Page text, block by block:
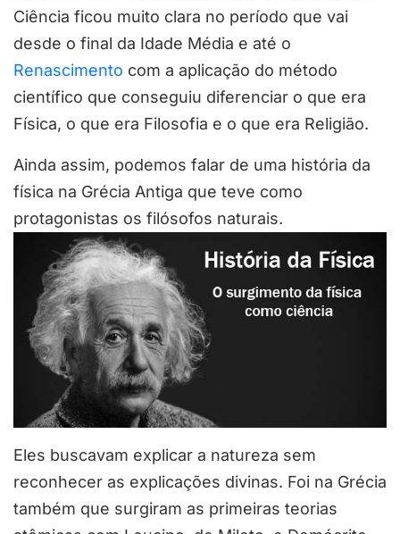
Ciência ficou muito clara no período que vai
desde o final da Idade Média e até o
Renascimento com a aplicação do método
científico que conseguiu diferenciar o que era
Física, o que era Filosofia e o que era Religião.
Ainda assim, podemos falar de uma história da
física na Grécia Antiga que teve como
protagonistas os filósofos naturais.
Eles buscavam explicar a natureza sem
reconhecer as explicações divinas. Foi na Grécia
também que surgiram as primeiras teorias